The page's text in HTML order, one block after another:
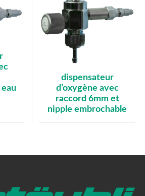
dispensateur
d’oxygène avec
raccord 6mm et
nipple embrochable